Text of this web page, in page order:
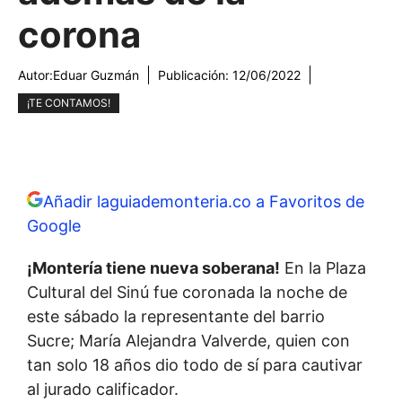
corona
Autor:Eduar Guzmán Publicación: 12/06/2022
¡TE CONTAMOS!
Añadir laguiademonteria.co a Favoritos de
Google
¡Montería tiene nueva soberana! En la Plaza
Cultural del Sinú fue coronada la noche de
este sábado la representante del barrio
Sucre; María Alejandra Valverde, quien con
tan solo 18 años dio todo de sí para cautivar
al jurado calificador.